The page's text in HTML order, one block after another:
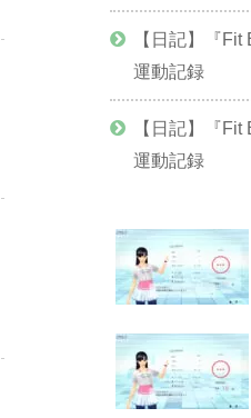
【日記】『
運動記録
【日記】『
運動記録